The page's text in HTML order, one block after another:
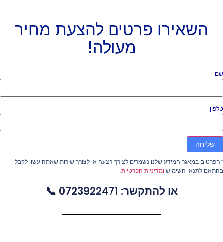
השאירו פרטים להצעת מחיר
מעולה!
שליחה
במאגר המידע שלנו נשמרים לצורך הצעה או לצורך שירות שאתה עשוי לקבל
לתנאי השימושומדיניות הפרטיות.
או להתקשר: 0723922471 📞